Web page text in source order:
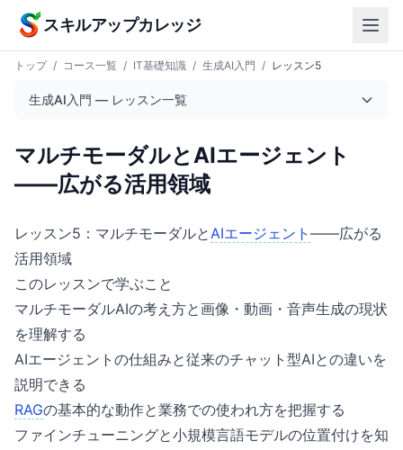
本文へスキップ
スキルアップカレッジ
トップ / コース一覧 / IT基礎知識 / 生成AI入門 / レッスン5
生成AI入門 — レッスン一覧
マルチモーダルとAIエージェント
——広がる活用領域
レッスン5：マルチモーダルとAIエージェント ——広がる
活用領域
このレッスンで学ぶこと
マルチモーダルAIの考え方と画像・動画・音声生成の現状
を理解する
AIエージェントの仕組みと従来のチャット型AIとの違いを
説明できる
RAGの基本的な動作と業務での使われ方を把握する
ファインチューニングと小規模言語モデルの位置付けを知